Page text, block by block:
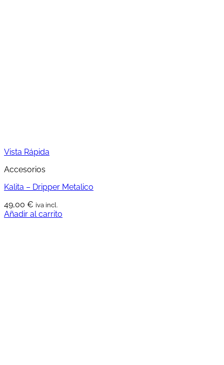
Vista Rápida
Accesorios
Kalita – Dripper Metalico
49,00 € iva incl.
Añadir al carrito